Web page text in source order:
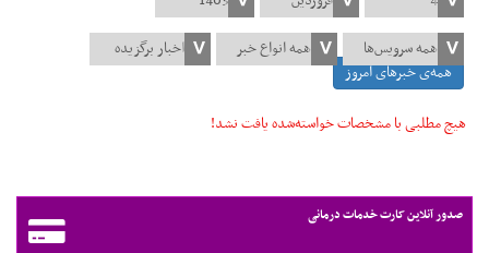
همه‌ی خبرهای امروز
هیچ مطلبی با مشخصات خواسته‌شده یافت نشد!
صدور آنلاین کارت خدمات درمانی